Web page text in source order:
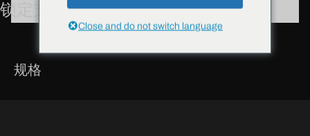
锁定支架
规格
Close and do not switch language